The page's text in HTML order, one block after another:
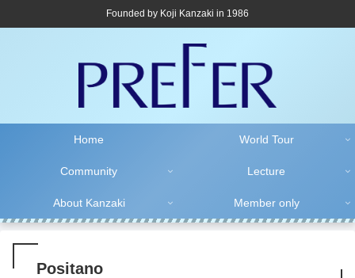
Founded by Koji Kanzaki in 1986
Home World Tour
Community Lecture
About Kanzaki Member only
Positano